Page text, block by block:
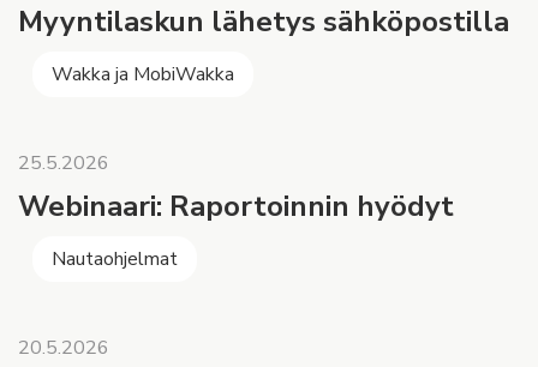
Myyntilaskun lähetys sähköpostilla
Wakka ja MobiWakka
25.5.2026
Webinaari: Raportoinnin hyödyt
Nautaohjelmat
20.5.2026